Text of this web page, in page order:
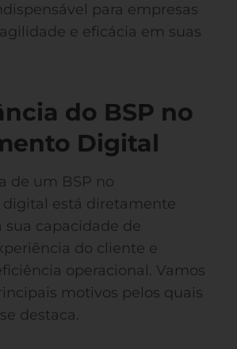
para empresas
e eficácia em suas
do BSP no
Digital
de um BSP no
está diretamente
sua capacidade de
do cliente e
operacional. Vamos
motivos pelos quais
destaca.